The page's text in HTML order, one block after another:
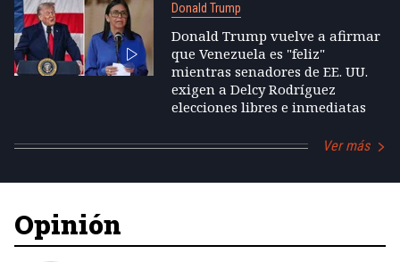
Donald Trump
Donald Trump vuelve a afirmar
que Venezuela es "feliz"
mientras senadores de EE. UU.
exigen a Delcy Rodríguez
elecciones libres e inmediatas
Ver más
Opinión